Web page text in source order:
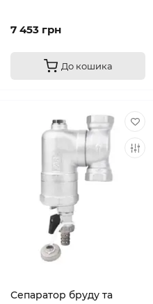
7 453 грн
До кошика
Сепаратор бруду та